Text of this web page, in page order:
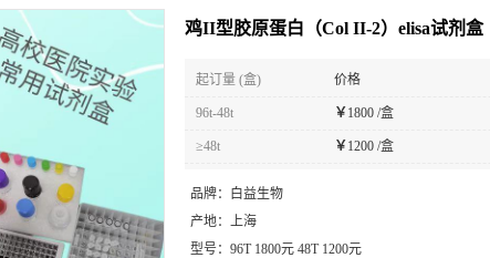
鸡II型胶原蛋白（Col II-2）elisa试剂盒
起订量 (盒) 价格
96t-48t ￥ 1800 /盒
≥48t ￥ 1200 /盒
品牌：
白益生物
产地： 上海
型号： 96T 1800元 48T 1200元